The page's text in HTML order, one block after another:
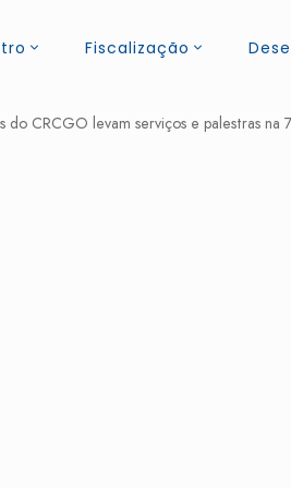
Fiscalização
do CRCGO levam serviços e palestras na